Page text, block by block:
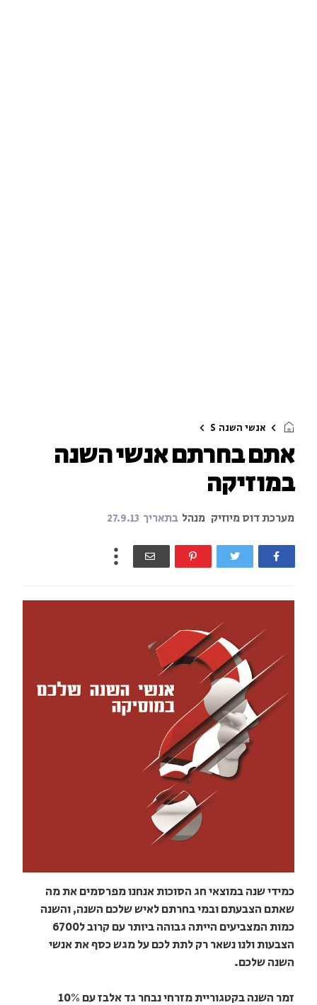
אנשי השנה S
אתם בחרתם אנשי השנה
במוזיקה
מערכת דוס מיוזיק מנהל בתאריך 27.9.13
כמידי שנה במוצאי חג הסוכות אנחנו מפרסמים את מה
שאתם הצבעתם ובמי בחרתם לאיש שלכם השנה, והשנה
כמות המצביעים הייתה גבוהה ביותר עם קרוב ל6700
הצבעות ולנו נשאר רק לתת לכם על מגש כסף את אנשי
השנה שלכם.
זמר השנה בקטגוריית מזרחי נבחר גד אלבז עם 10%